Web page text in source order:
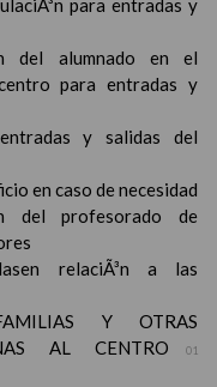
para entradas y
del alumnado en el
para entradas y
y salidas del
en caso de necesidad
del profesorado de
relaciÃ³n a las
Y OTRAS
AL CENTRO
01